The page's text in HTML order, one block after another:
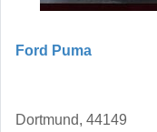
Ford Puma
Dortmund, 44149